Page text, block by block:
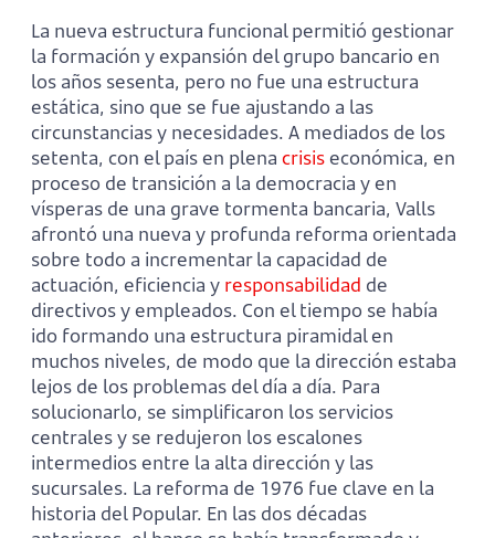
La nueva estructura funcional permitió gestionar
la formación y expansión del grupo bancario en
los años sesenta, pero no fue una estructura
estática, sino que se fue ajustando a las
circunstancias y necesidades. A mediados de los
setenta, con el país en plena crisiseconómica, en
proceso de transición a la democracia y en
vísperas de una grave tormenta bancaria, Valls
afrontó una nueva y profunda reforma orientada
sobre todo a incrementar la capacidad de
actuación, eficiencia y responsabilidad de
directivos y empleados. Con el tiempo se había
ido formando una estructura piramidal en
muchos niveles, de modo que la dirección estaba
lejos de los problemas del día a día. Para
solucionarlo, se simplificaron los servicios
centrales y se redujeron los escalones
intermedios entre la alta dirección y las
sucursales. La reforma de 1976 fue clave en la
historia del Popular. En las dos décadas